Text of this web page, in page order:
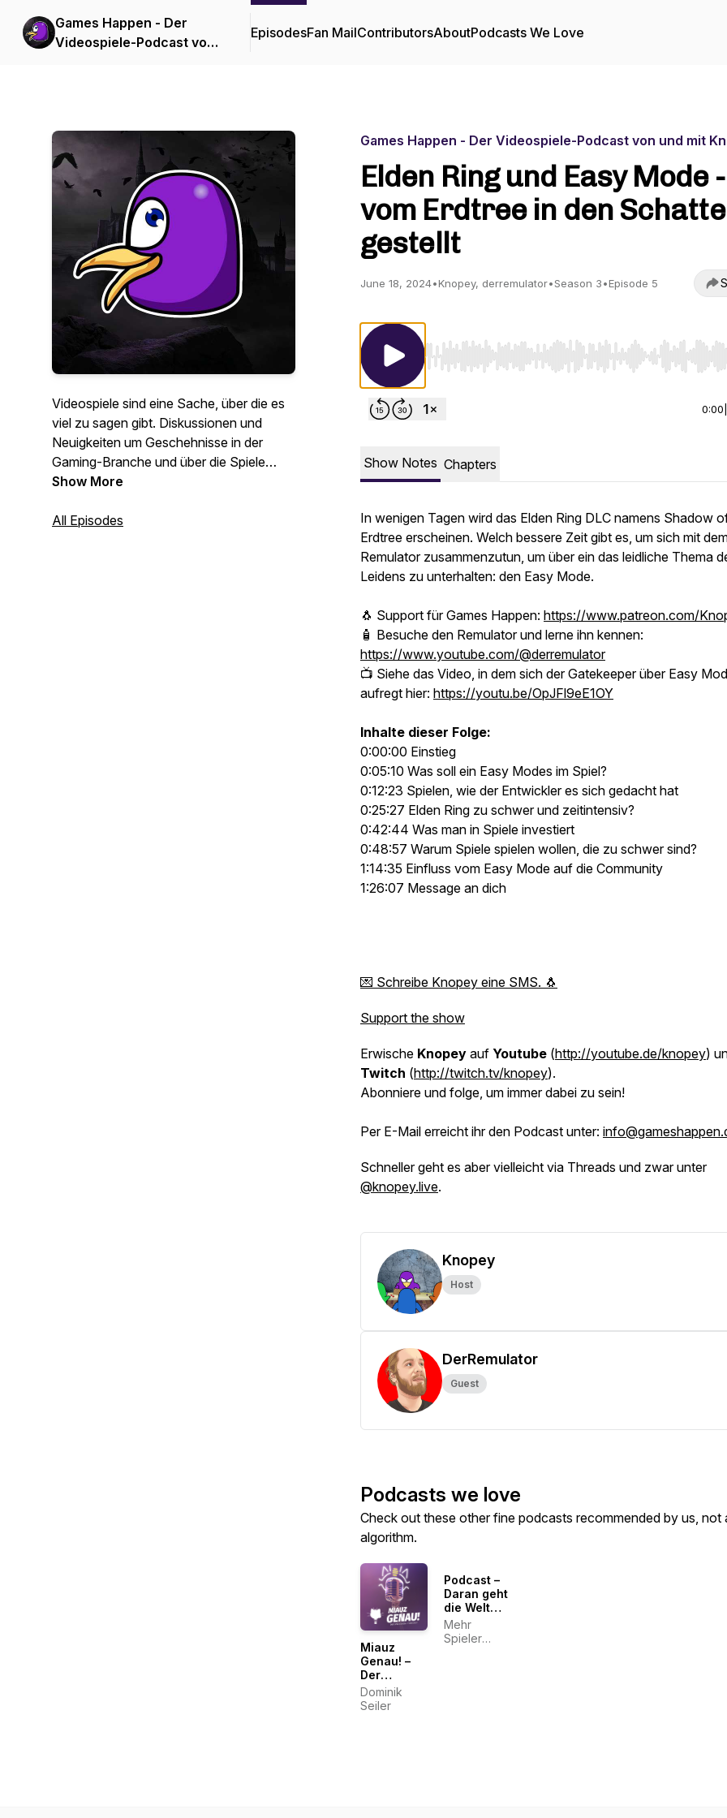
Games Happen - Der
Videospiele-Podcast von
EpisodesFan MailContributorsAboutPodcasts We Love
Videospiele sind eine Sache, über die es
viel zu sagen gibt. Diskussionen und
Neuigkeiten um Geschehnisse in der
Gaming-Branche und über die Spiele
selbst finden sich in diesem Podcast:
Podcast von und mit Knopey (irgend so
Show More
All Episodes
Games Happen - Der Videospiele-Podcast von und mit
Elden Ring und Easy Mode -
vom Erdtree in den
gestellt
June 18, 2024•Knopey, derremulator•Season 3•Episode 5
Use Left/Right to seek, Home/End to jump to
0:00
Show Notes Chapters
In wenigen Tagen wird das Elden Ring DLC namens Shadow
Erdtree erscheinen. Welch bessere Zeit gibt es, um sich mit
Remulator zusammenzutun, um über ein das leidliche Thema
Leidens zu unterhalten: den Easy Mode.
🐧 Support für Games Happen: https://www.patreon.com/
🧴 Besuche den Remulator und lerne ihn kennen:
https://www.youtube.com/@derremulator
📺 Siehe das Video, in dem sich der Gatekeeper über Easy
aufregt hier: https://youtu.be/OpJFl9eE1OY
Inhalte dieser Folge:
0:00:00 Einstieg
0:05:10 Was soll ein Easy Modes im Spiel?
0:12:23 Spielen, wie der Entwickler es sich gedacht hat
0:25:27 Elden Ring zu schwer und zeitintensiv?
0:42:44 Was man in Spiele investiert
0:48:57 Warum Spiele spielen wollen, die zu schwer sind?
1:14:35 Einfluss vom Easy Mode auf die Community
1:26:07 Message an dich
💌 Schreibe Knopey eine SMS. 🐧
Support the show
Erwische Knopey auf Youtube (http://youtube.de/knopey)
Twitch (http://twitch.tv/knopey).
Abonniere und folge, um immer dabei zu sein!
Per E-Mail erreicht ihr den Podcast unter:
Schneller geht es aber vielleicht via Threads und zwar unter
@knopey.live.
Knopey
Host
DerRemulator
Guest
Podcasts we love
Check out these other fine podcasts recommended by us, not
algorithm.
Miauz
Genau! –
Der
deutsche
Pokémon
Dominik
Seiler
Podcast –
Daran geht
die Welt
zugrunde
Mehr
Spieler